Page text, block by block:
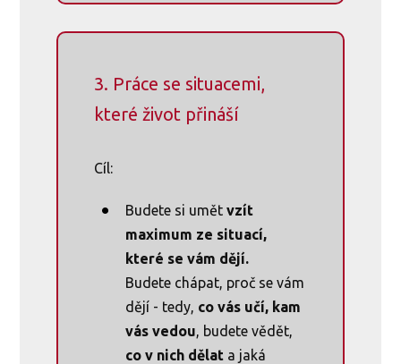
3. Práce se situacemi,
které život přináší
Cíl:
Budete si umět vzít
maximum ze situací,
které se vám dějí.
Budete chápat, proč se vám
dějí - tedy, co vás učí, kam
vás vedou , budete vědět,
co v nich dělat a jaká